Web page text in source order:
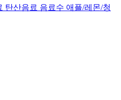
탄산음료 음료수 애플/레몬/청